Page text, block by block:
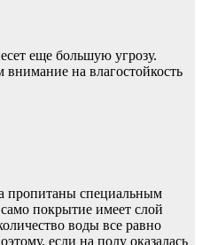
еще большую угрозу.
на влагостойкость
пропитаны специальным
покрытие имеет слой
воды все равно
если на полу оказалась